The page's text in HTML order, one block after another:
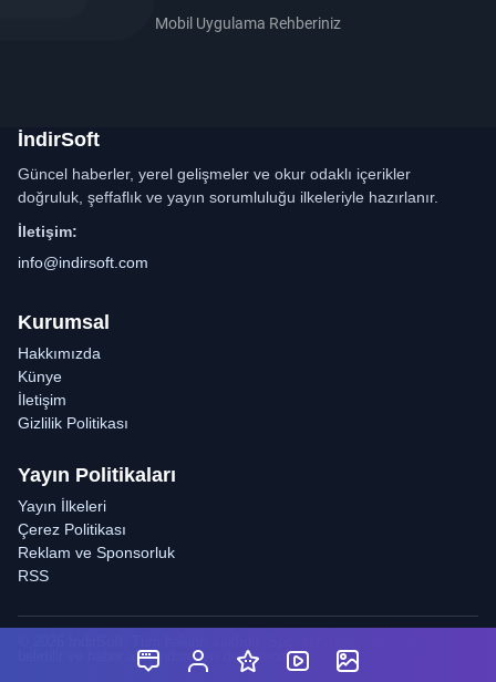
Mobil Uygulama Rehberiniz
İndirSoft
Güncel haberler, yerel gelişmeler ve okur odaklı içerikler
doğruluk, şeffaflık ve yayın sorumluluğu ilkeleriyle hazırlanır.
İletişim:
info@indirsoft.com
Kurumsal
Hakkımızda
Künye
İletişim
Gizlilik Politikası
Yayın Politikaları
Yayın İlkeleri
Çerez Politikası
Reklam ve Sponsorluk
RSS
belirtilir ve haber akışından ayrı değerlendirilir.